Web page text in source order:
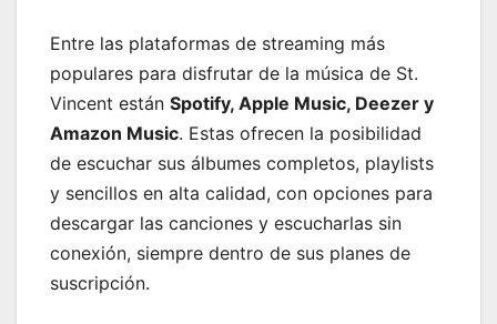
Entre las plataformas de streaming más
populares para disfrutar de la música de St.
Vincent están Spotify, Apple Music, Deezer y
Amazon Music. Estas ofrecen la posibilidad
de escuchar sus álbumes completos, playlists
y sencillos en alta calidad, con opciones para
descargar las canciones y escucharlas sin
conexión, siempre dentro de sus planes de
suscripción.